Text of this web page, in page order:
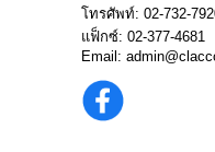
โทรศัพท์: 02-732-
แฟ็กซ์: 02-377-4681
Email: